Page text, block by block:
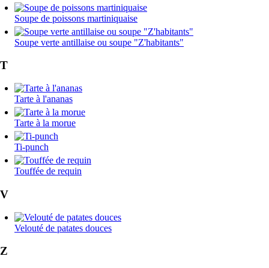
Soupe de poissons martiniquaise
Soupe verte antillaise ou soupe "Z'habitants"
T
Tarte à l'ananas
Tarte à la morue
Ti-punch
Touffée de requin
V
Velouté de patates douces
Z